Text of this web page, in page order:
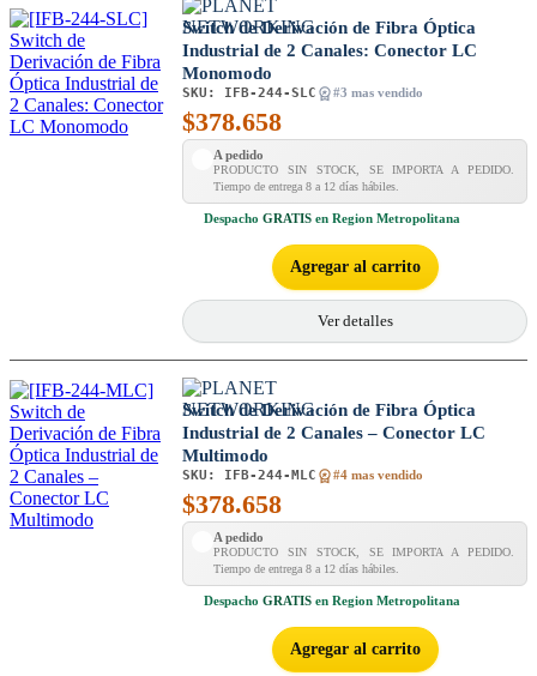
Switch de Derivación de Fibra Óptica
Industrial de 2 Canales: Conector LC
Monomodo
SKU: IFB-244-SLC #3 mas vendido
$378.658
A pedido
PRODUCTO SIN STOCK, SE IMPORTA A PEDIDO.
Tiempo de entrega 8 a 12 días hábiles.
Despacho GRATIS en Region Metropolitana
Agregar al carrito
Ver detalles
Switch de Derivación de Fibra Óptica
Industrial de 2 Canales – Conector LC
Multimodo
SKU: IFB-244-MLC #4 mas vendido
$378.658
A pedido
PRODUCTO SIN STOCK, SE IMPORTA A PEDIDO.
Tiempo de entrega 8 a 12 días hábiles.
Despacho GRATIS en Region Metropolitana
Agregar al carrito